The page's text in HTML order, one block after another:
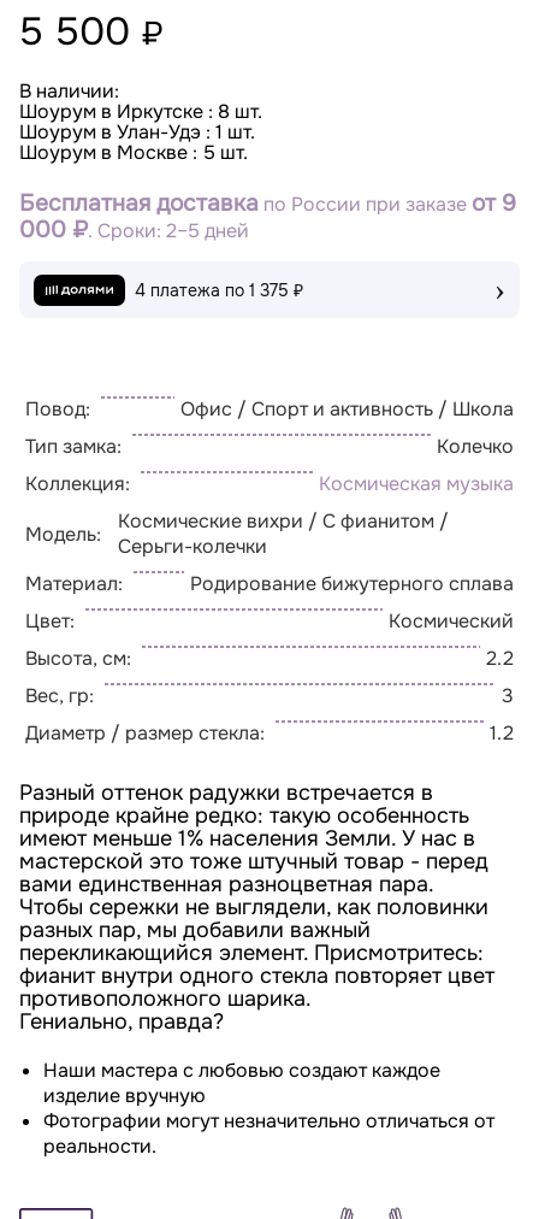
5 500 ₽
В наличии:
Шоурум в Иркутске : 8 шт.
Шоурум в Улан-Удэ : 1 шт.
Шоурум в Москве : 5 шт.
Бесплатная доставка по России при заказе от 9
000 ₽. Сроки: 2–5 дней
4 платежа по 1 375 ₽ ›
Повод:
Офис / Спорт и активность / Школа
Тип замка:
Колечко
Коллекция:
Космическая музыка
Модель:
Космические вихри / С фианитом /
Серьги-колечки
Материал:
Родирование бижутерного сплава
Цвет:
Космический
Высота, см:
2.2
Вес, гр:
3
Диаметр / размер стекла:
1.2
Разный оттенок радужки встречается в
природе крайне редко: такую особенность
имеют меньше 1% населения Земли. У нас в
мастерской это тоже штучный товар - перед
вами единственная разноцветная пара.
Чтобы сережки не выглядели, как половинки
разных пар, мы добавили важный
перекликающийся элемент. Присмотритесь:
фианит внутри одного стекла повторяет цвет
противоположного шарика.
Гениально, правда?
Наши мастера с любовью создают каждое
изделие вручную
Фотографии могут незначительно отличаться от
реальности.